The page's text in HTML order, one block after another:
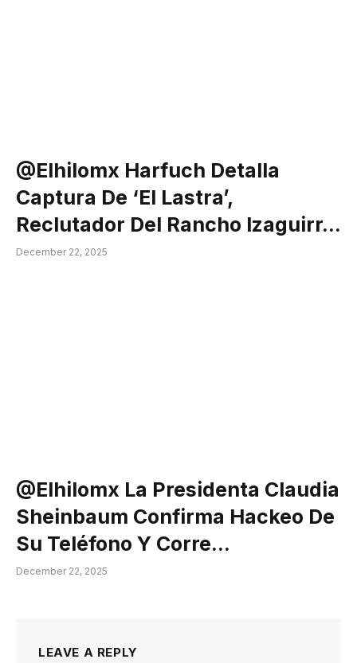
@elhilomx Harfuch Detalla
Captura De ‘El Lastra’,
Reclutador Del Rancho Izaguirr…
December 22, 2025
@elhilomx La Presidenta Claudia
Sheinbaum Confirma Hackeo De
Su Teléfono Y Corre…
December 22, 2025
LEAVE A REPLY